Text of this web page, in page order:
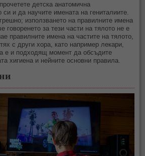
детска анатомична
си и да научите имената на гениталиите.
използването на правилните имена
говоренето за тези части на тялото не е
правилните имена на частите на тялото,
с други хора, като например лекари,
е и подходящ момент да обсъдите
хигиена и нейните основни правила.